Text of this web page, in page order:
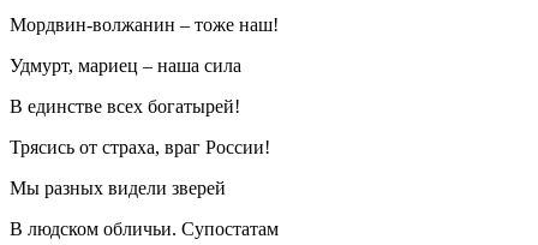
Мордвин-волжанин – тоже наш!
Удмурт, мариец – наша сила
В единстве всех богатырей!
Трясись от страха, враг России!
Мы разных видели зверей
В людском обличьи. Супостатам